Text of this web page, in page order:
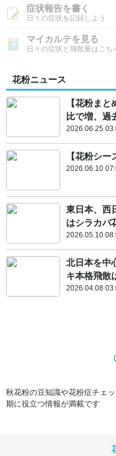
症状報告を書く
日々の症状を記録しよう
マイカルテを見る
日々の症状と飛散量はこち
花粉ニュース
【花粉ま
比で増、過
2026.06.25
【花粉シ
2026.06.10
東日本、西
はシラカバ
2026.05.10
北日本を中
キ本格飛散
2026.04.08
秋花粉の豆知識や花粉症チェ
期に役立つ情報が満載です